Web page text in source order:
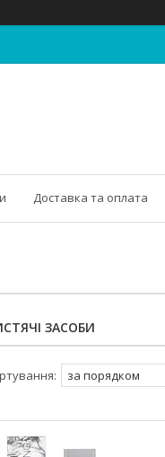
Доставка та оплата
ЗАСОБИ